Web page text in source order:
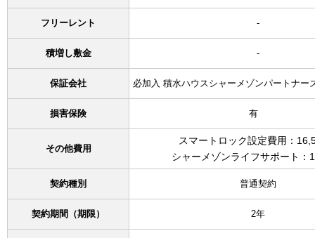
フリーレント -
積増し敷金 -
保証会社 必加入 積水ハウスシャーメゾンパートナー
損害保険 有
その他費用
スマートロック設定費用：
シャーメゾンライフサポート：
契約種別 普通契約
契約期間（期限） 2年